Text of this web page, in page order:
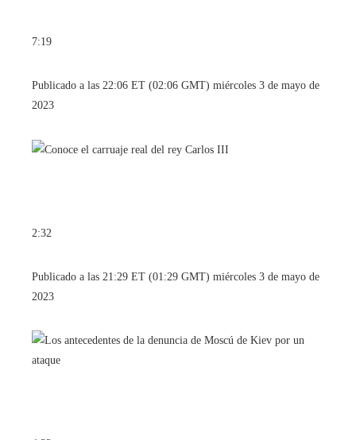
7:19
Publicado a las 22:06 ET (02:06 GMT) miércoles 3 de mayo de
2023
2:32
Publicado a las 21:29 ET (01:29 GMT) miércoles 3 de mayo de
2023